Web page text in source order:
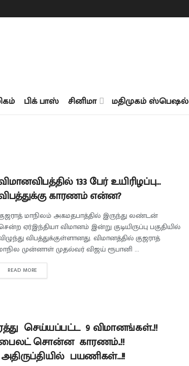
பிக் பாஸ் சினிமா மதிமுகம் ஸ்பெஷல்
133 பேர் உயிரிழப்பு…
காரணம் என்ன?
மாநிலம் அகமதபாத்தில் இருந்து லண்டன்
ஏர்இந்தியா விமானம் இன்று குடியிருப்பு பகுதியில்
விபத்துக்குள்ளானது. விமானத்தில் குஜராத்
முன்னாள் முதல்வர் விஜய் ரூபானி ...
READ MORE
செய்யப்பட்ட 9 விமானங்கள்..!!
சொன்ன காரணம்..!!
அதிருப்தியில் பயணிகள்…!!